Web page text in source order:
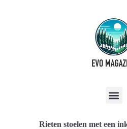
Rieten stoelen met een